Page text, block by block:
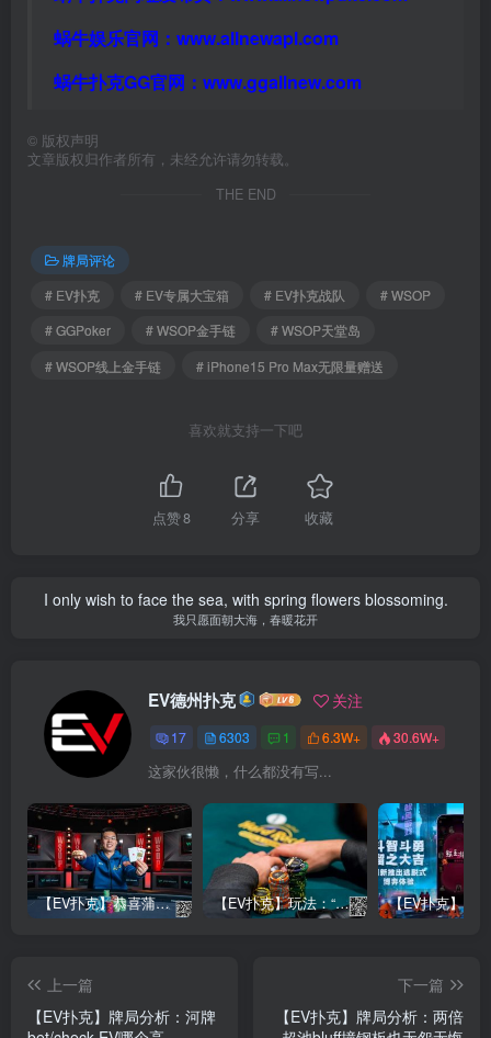
蜗牛娱乐官网： www.allnewapl.com
蜗牛扑克GG官网： www.ggallnew.com
© 版权声明
文章版权归作者所有，未经允许请勿转载。
THE END
牌局评论
# EV扑克
# EV专属大宝箱 # EV扑克战队
# WSOP
# GGPoker
# WSOP金手链
# WSOP天堂岛
# WSOP线上金手链
# iPhone15 Pro Max无限量赠送
喜欢就支持一下吧
点赞8 分享 收藏
I only wish to face the sea, with spring flowers blossoming.
我只愿面朝大海，春暖花开
EV德州扑克 关注
17 6303 1 6.3W+ 30.6W+
这家伙很懒，什么都没有写...
【EV扑克】恭喜蒲蔚然赛事#65夺冠，收获国人2023WSOP第六条金手链，奖金93万刀！ 【EV扑克】玩法：“松弱鱼/松凶鱼打法”的基本攻略
上一篇
【EV扑克】牌局分析：河牌
下一篇
【EV扑克】牌局分析：两倍